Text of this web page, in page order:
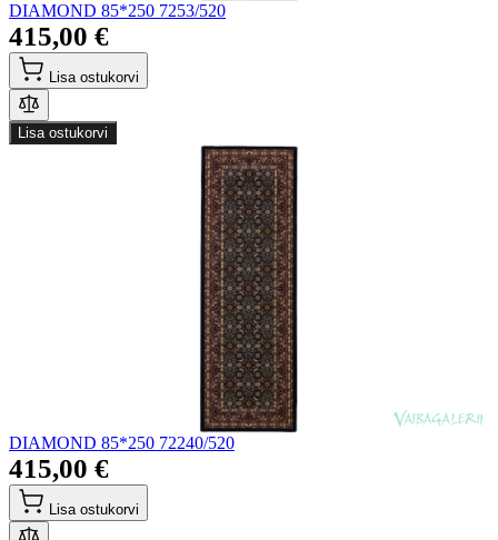
DIAMOND 85*250 7253/520
415,00 €
Lisa ostukorvi
Lisa ostukorvi
DIAMOND 85*250 72240/520
415,00 €
Lisa ostukorvi